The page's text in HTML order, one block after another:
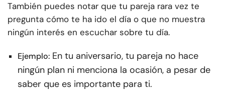
También puedes notar que tu pareja rara vez te
pregunta cómo te ha ido el día o que no muestra
ningún interés en escuchar sobre tu día.
Ejemplo: En tu aniversario, tu pareja no hace
ningún plan ni menciona la ocasión, a pesar de
saber que es importante para ti.